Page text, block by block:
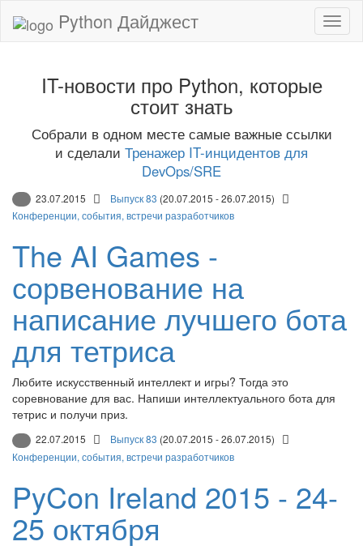
Python Дайджест
IT-новости про Python, которые
стоит знать
Собрали в одном месте самые важные ссылки
и сделали Тренажер IT-инцидентов для
DevOps/SRE
23.07.2015 Выпуск 83 (20.07.2015 - 26.07.2015)
Конференции, события, встречи разработчиков
The AI Games -
сорвенование на
написание лучшего бота
для тетриса
Любите искусственный интеллект и игры? Тогда это
соревнование для вас. Напиши интеллектуального бота для
тетрис и получи приз.
22.07.2015 Выпуск 83 (20.07.2015 - 26.07.2015)
Конференции, события, встречи разработчиков
PyCon Ireland 2015 - 24-
25 октября